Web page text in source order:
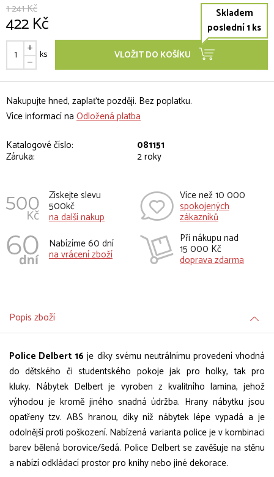
1 241 Kč
422 Kč
Skladem
poslední 1 ks
ks VLOŽIT DO KOŠÍKU
Nakupujte hned, zaplaťte později. Bez poplatku.
Více informací na Odložená platba
Katalogové číslo:
081151
Záruka: 2 roky
Získejte slevu
500kč
na další nakup
Více než 10 000
spokojených
zákazníků
Nabízíme 60 dní
na vrácení zboží
Při nákupu nad
15 000 Kč
doprava zdarma
Popis zboží
Police Delbert 16 je díky svému neutrálnímu provedení vhodná
do dětského či studentského pokoje jak pro holky, tak pro
kluky. Nábytek Delbert je vyroben z kvalitního lamina, jehož
výhodou je kromě jiného snadná údržba. Hrany nábytku jsou
opatřeny tzv. ABS hranou, díky níž nábytek lépe vypadá a je
odolnější proti poškození. Nabízená varianta police je v kombinaci
barev bělená borovice/šedá. Police Delbert se zavěšuje na stěnu
a nabízí odkládací prostor pro knihy nebo jiné dekorace.